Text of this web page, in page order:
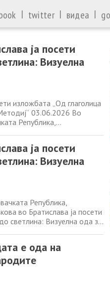
| twitter | видеа |
ја посети
Визуелна
изложбата „Од глаголица
03.06.2026 Во
Република,
ја посети
Визуелна
Република,
во Братислава ја посети
светлина: Визуелна ода за
е ода на